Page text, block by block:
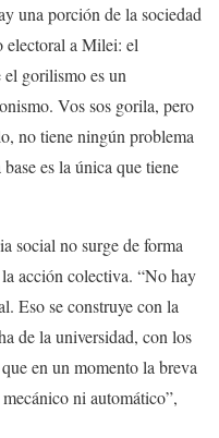
una porción de la sociedad
electoral a Milei: el
gorilismo es un
Vos sos gorila, pero
no tiene ningún problema
es la única que tiene
social no surge de forma
acción colectiva. “No hay
Eso se construye con la
de la universidad, con los
en un momento la breva
ni automático”,